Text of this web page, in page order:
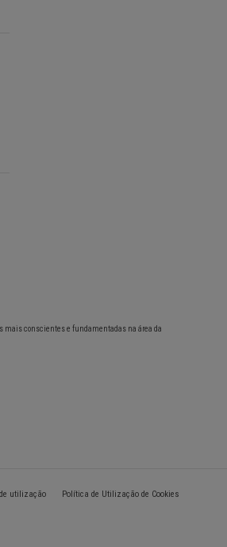
mais conscientes e fundamentadas na área da
utilização Política de Utilização de Cookies